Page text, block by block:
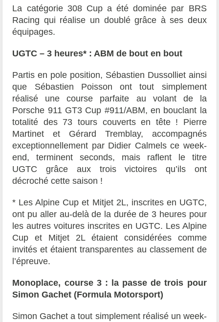
La catégorie 308 Cup a été dominée par BRS
Racing qui réalise un doublé grâce à ses deux
équipages.
UGTC – 3 heures* : ABM de bout en bout
Partis en pole position, Sébastien Dussolliet ainsi
que Sébastien Poisson ont tout simplement
réalisé une course parfaite au volant de la
Porsche 911 GT3 Cup #911/ABM, en bouclant la
totalité des 73 tours couverts en tête ! Pierre
Martinet et Gérard Tremblay, accompagnés
exceptionnellement par Didier Calmels ce week-
end, terminent seconds, mais raflent le titre
UGTC grâce aux trois victoires qu’ils ont
décroché cette saison !
* Les Alpine Cup et Mitjet 2L, inscrites en UGTC,
ont pu aller au-delà de la durée de 3 heures pour
les autres voitures inscrites en UGTC. Les Alpine
Cup et Mitjet 2L étaient considérées comme
invités et étaient transparentes au classement de
l’épreuve.
Monoplace, course 3 : la passe de trois pour
Simon Gachet (Formula Motorsport)
Simon Gachet a tout simplement réalisé un week-